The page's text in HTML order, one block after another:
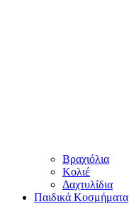
Βραχιόλια
Κολιέ
Δαχτυλίδια
Παιδικά Κοσμήματα